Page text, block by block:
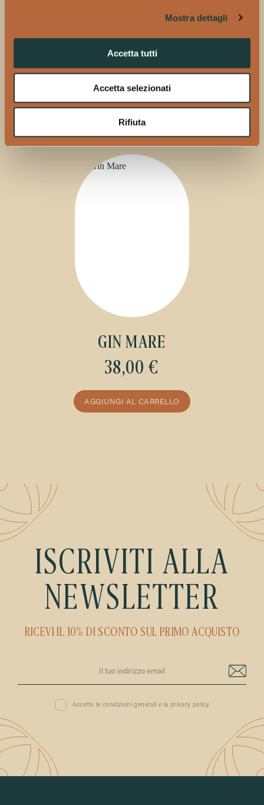
Mostra dettagli
Accetta tutti
Accetta selezionati
Rifiuta
Ultima domanda. Qual è il posto migliore in città per
guardare la partita?
Personalmente scelgo il mio divano, a casa, con i miei
cani.
GIN MARE
38,00 €
AGGIUNGI AL CARRELLO
ISCRIVITI ALLA
NEWSLETTER
RICEVI IL 10% DI SCONTO SUL PRIMO ACQUISTO
Accetto le condizioni generali e la privacy policy